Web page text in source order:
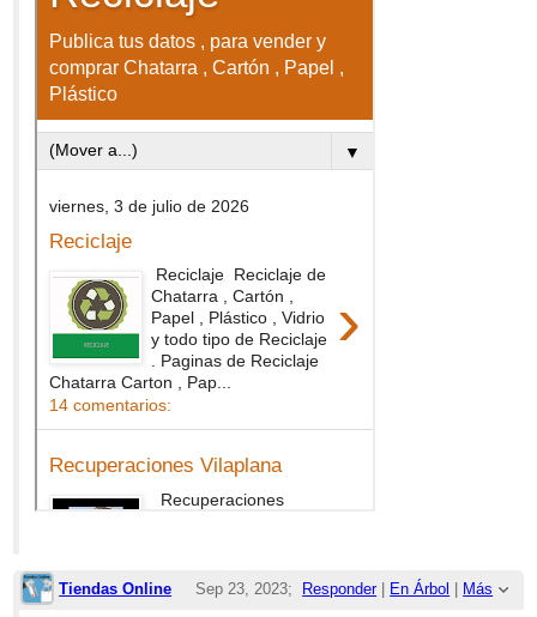
Tiendas Online Responder| En Árbol Más
Sep 23, 2023;